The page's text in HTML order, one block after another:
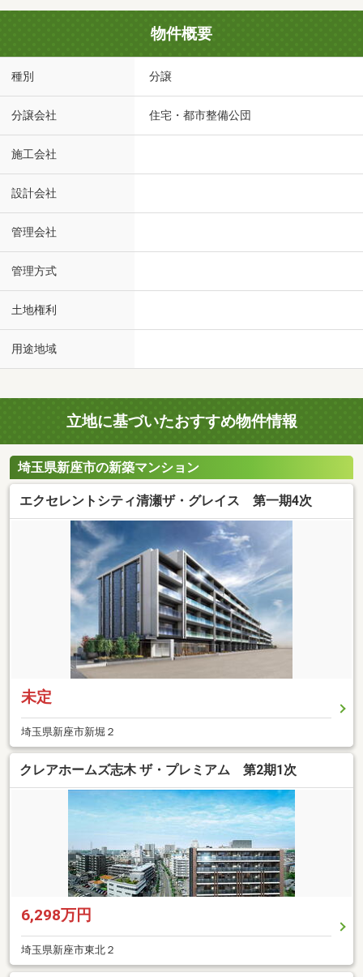
物件概要
種別 分譲
分譲会社 住宅・都市整備公団
施工会社
設計会社
管理会社
管理方式
土地権利
用途地域
立地に基づいたおすすめ物件情報
埼玉県新座市の新築マンション
エクセレントシティ清瀬ザ・グレイス 第一期4次
未定
埼玉県新座市新堀２
クレアホームズ志木 ザ・プレミアム 第2期1次
6,298万円
埼玉県新座市東北２